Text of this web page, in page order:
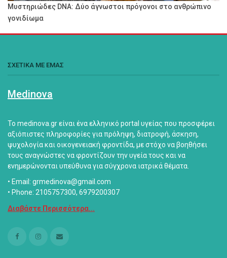
Μυστηριώδες DNA: Δύο άγνωστοι πρόγονοι στο ανθρώπινο
γονιδίωμα
ΣΧΕΤΙΚΑ ΜΕ ΕΜΑΣ
Medinova
Το medinova.gr είναι ένα ελληνικό portal υγείας που προσφέρει
αξιόπιστες πληροφορίες για πρόληψη, διατροφή, άσκηση,
ψυχολογία και οικογενειακή φροντίδα, με στόχο να βοηθήσει
τους αναγνώστες να φροντίζουν την υγεία τους και να
ενημερώνονται υπεύθυνα για σύγχρονα ιατρικά θέματα.
• Email: grmedinova@gmail.com
• Phone: 2105757300, 6979200307
Διαβάστε Περισσότερα...